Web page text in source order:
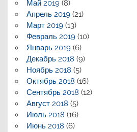
Май 2019(8)
Апрель 2019(21)
Март 2019(13)
Февраль 2019(10)
Январь 2019(6)
Декабрь 2018 (9)
Ноябрь 2018 (5)
Октябрь 2018 (16)
Сентябрь 2018 (12)
Август 2018 (5)
Июль 2018 (16)
Июнь 2018 (6)